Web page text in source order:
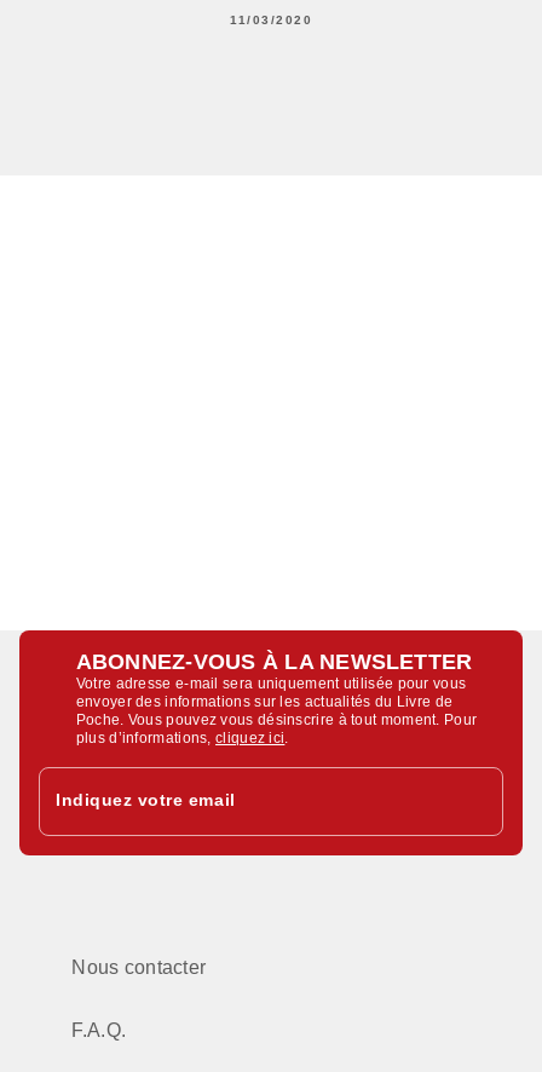
11/03/2020
ABONNEZ-VOUS À LA NEWSLETTER
Votre adresse e-mail sera uniquement utilisée pour vous
envoyer des informations sur les actualités du Livre de
Poche. Vous pouvez vous désinscrire à tout moment. Pour
plus d’informations,cliquez ici
Indiquez votre email
Nous contacter
F.A.Q.